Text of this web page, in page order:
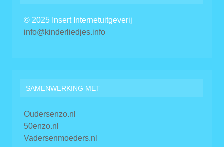
© 2025 Insert Internetuitgeverij
info@kinderliedjes.info
SAMENWERKING MET
Oudersenzo.nl
50enzo.nl
Vadersenmoeders.nl